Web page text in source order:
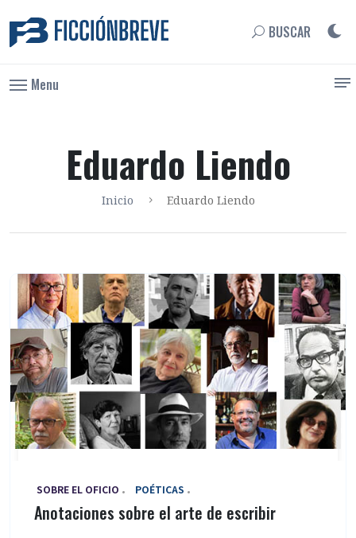
BUSCAR
Menu
Eduardo Liendo
Inicio Eduardo Liendo
‎ SOBRE EL OFICIO POÉTICAS
Anotaciones sobre el arte de escribir